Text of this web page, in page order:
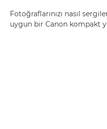
Fotoğraflarınızı nasıl
uygun bir Canon kompakt